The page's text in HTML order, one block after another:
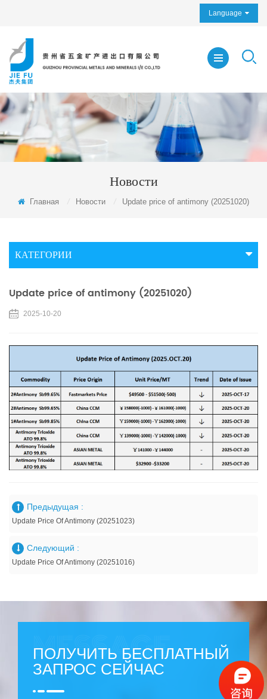
Language
Новости
Главная Новости Update price of antimony (20251020)
КАТЕГОРИИ
Update price of antimony (20251020)
2025-10-20
Предыдущая :
Update Price Of Antimony (20251023)
Следующий :
Update Price Of Antimony (20251016)
ПОЛУЧИТЬ БЕСПЛАТНЫЙ
ЗАПРОС СЕЙЧАС